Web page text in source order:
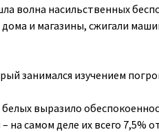
волна насильственных
дома и магазины, сжигали
занимался изучением
выразило
на самом деле их всего 7,5%